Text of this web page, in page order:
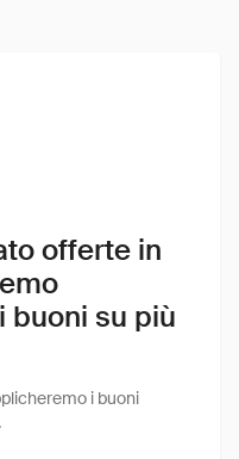
offerte in
buoni su più
i buoni